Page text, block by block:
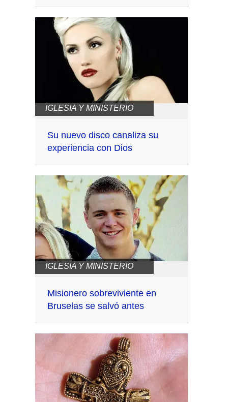
IGLESIA Y MINISTERIO
Su nuevo disco canaliza su
experiencia con Dios
IGLESIA Y MINISTERIO
Misionero sobreviviente en
Bruselas se salvó antes